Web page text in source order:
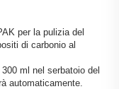
per la pulizia del
di carbonio al
ml nel serbatoio del
automaticamente.